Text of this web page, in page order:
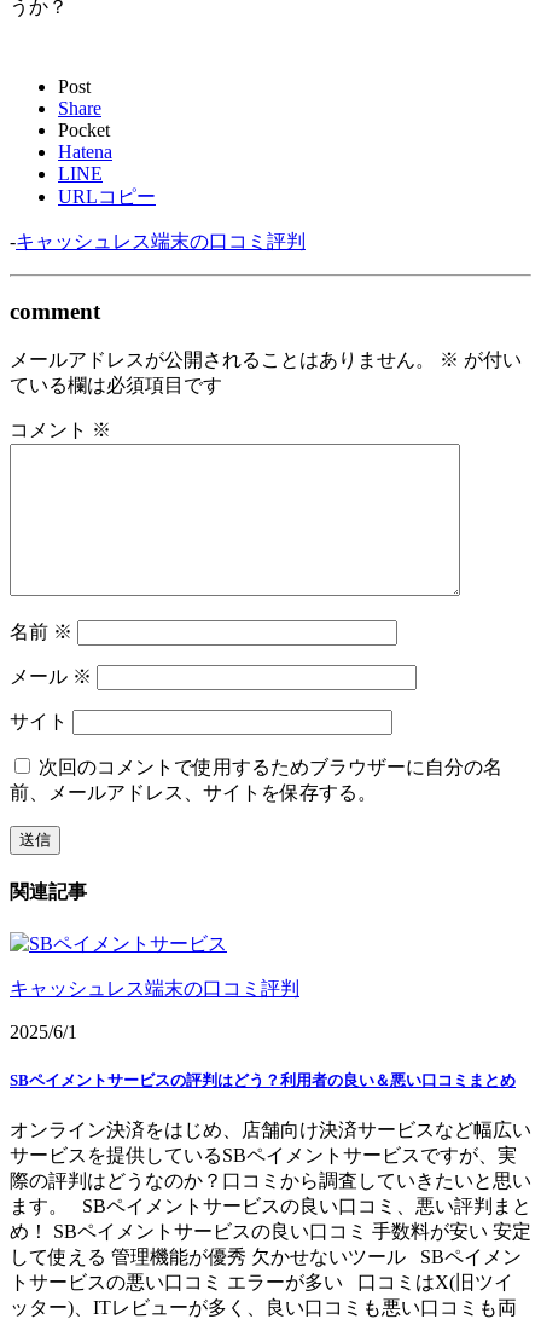
うか？
Post
Share
Pocket
Hatena
LINE
URLコピー
-キャッシュレス端末の口コミ評判
comment
メールアドレスが公開されることはありません。 ※ が付い
ている欄は必須項目です
コメント ※
名前 ※
メール ※
サイト
次回のコメントで使用するためブラウザーに自分の名
前、メールアドレス、サイトを保存する。
関連記事
キャッシュレス端末の口コミ評判
2025/6/1
SBペイメントサービスの評判はどう？利用者の良い＆悪い口コミまとめ
オンライン決済をはじめ、店舗向け決済サービスなど幅広い
サービスを提供しているSBペイメントサービスですが、実
際の評判はどうなのか？口コミから調査していきたいと思い
ます。 SBペイメントサービスの良い口コミ、悪い評判まと
め！ SBペイメントサービスの良い口コミ 手数料が安い 安定
して使える 管理機能が優秀 欠かせないツール SBペイメン
トサービスの悪い口コミ エラーが多い 口コミはX(旧ツイ
ッター)、ITレビューが多く、良い口コミも悪い口コミも両